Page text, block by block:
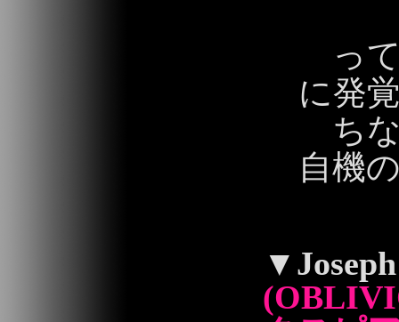
って
に発
ちな
自機
▼